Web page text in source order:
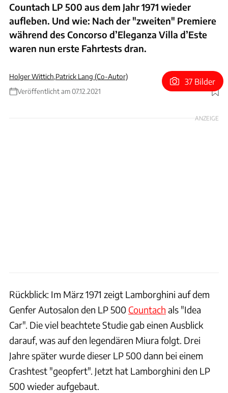
Countach LP 500 aus dem Jahr 1971 wieder
aufleben. Und wie: Nach der "zweiten" Premiere
während des Concorso d’Eleganza Villa d’Este
waren nun erste Fahrtests dran.
Holger Wittich,Patrick Lang (Co-Autor)
Veröffentlicht am 07.12.2021
Foto: Lamborghini
37 Bilder
ANZEIGE
Rückblick: Im März 1971 zeigt Lamborghini auf dem
Genfer Autosalon den LP 500 Countach als "Idea
Car". Die viel beachtete Studie gab einen Ausblick
darauf, was auf den legendären Miura folgt. Drei
Jahre später wurde dieser LP 500 dann bei einem
Crashtest "geopfert". Jetzt hat Lamborghini den LP
500 wieder aufgebaut.